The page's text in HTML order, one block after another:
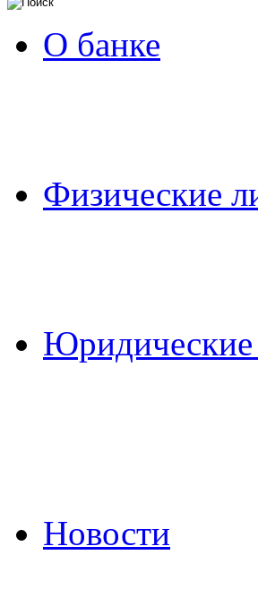
О банке
Физические
Юридические
Новости